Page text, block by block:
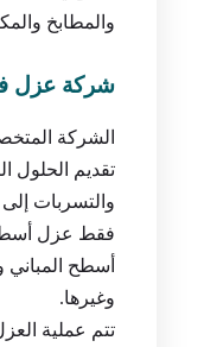
والمطابخ
شركة عزل
الشركة
تقديم الحلول
والتسربات
فقط عزل أسطح
أسطح المباني
وغيرها.
تتم عملية